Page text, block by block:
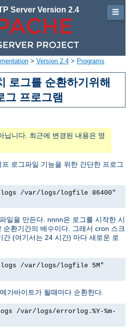
Server Version 2.4
> Version 2.4 > Programs
로그를 순환하기위해
그 프로그램
닙니다. 최근에 변경된 내용은 영
로그파일 기능을 위한 간단한 프로그
/var/logs/logfile 86400"
일을 만든다. nnnn은 로그를 시작한 시
환기간의 배수이다. 그래서 cron 스크
간 (여기서는 24 시간) 마다 새로운 로
/var/logs/logfile 5M"
가바이트가 될때마다 순환한다.
/var/logs/errorlog.%Y-%m-
☰